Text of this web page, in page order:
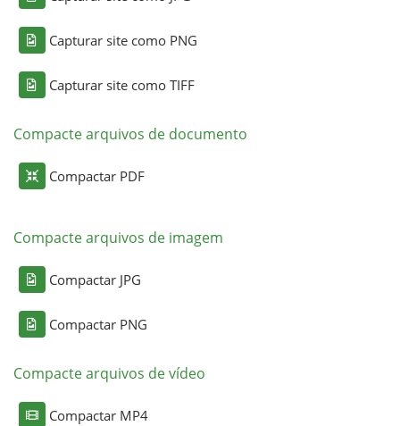
Capturar site como PNG
Capturar site como TIFF
Compacte arquivos de documento
Compactar PDF
Compacte arquivos de imagem
Compactar JPG
Compactar PNG
Compacte arquivos de vídeo
Compactar MP4